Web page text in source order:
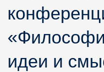
идеи и